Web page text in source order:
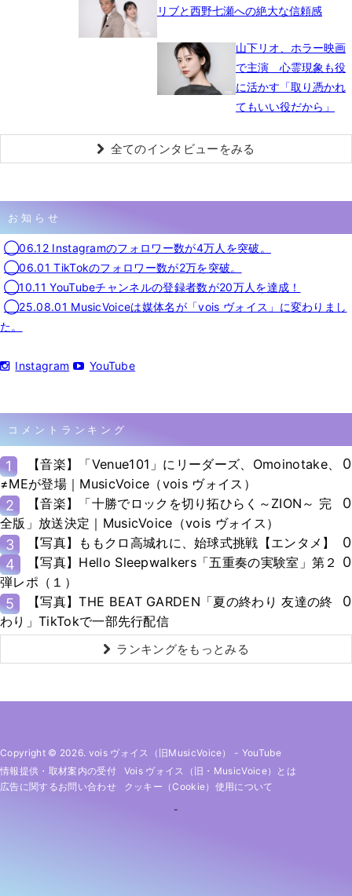
リブと西野七瀬への絶大な信頼感
山下リオ、ホラー映画
で主演 心霊現象も役
に活かす「取り憑かれ
てもいい役だから」
全てのインタビューをみる
お知らせ
◯06.12 Instagramのフォロワー数が4万人を突破。
◯06.01 TikTokのフォロワー数が2万を突破。
◯10.11 YouTubeチャンネルの登録者数が20万人を達成！
◯25.08.01 MusicVoiceは媒体名が「vois ヴォイス」に変わりまし
た。
Instagram YouTube
コメントランキング
1
【音楽】「Venue101」にリーダーズ、Omoinotake、
≠MEが登場｜MusicVoice（vois ヴォイス）
0
2
【音楽】「十勝でロックを切り拓ひらく～ZION～ 完
全版」放送決定｜MusicVoice（vois ヴォイス）
0
3 【写真】ももクロ高城れに、始球式挑戦【エンタメ】
0
4
【写真】Hello Sleepwalkers「五重奏の実験室」第２
弾レポ（１）
0
5
【写真】THE BEAT GARDEN「夏の終わり 友達の終
わり」TikTokで一部先行配信
0
ランキングをもっとみる
Copyright © 2026. vois ヴォイス（旧MusicVoice） - YouTube
情報提供・取材案内の受付
Vois ヴォイス（旧・MusicVoice）とは
広告に関するお問い合わせ
クッキー（cookie）使用について
-